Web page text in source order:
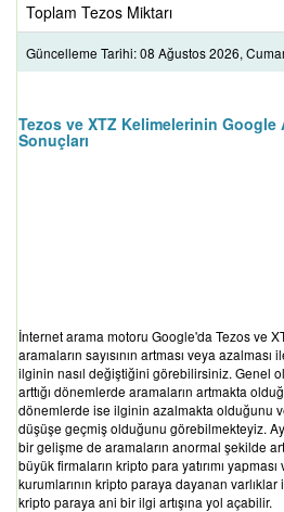
Toplam Tezos Miktarı
Güncelleme Tarihi: 08 Ağustos 2026,
Tezos ve XTZ Kelimelerinin Google
Sonuçları
İnternet arama motoru Google'da Tezos ve
aramaların sayısının artması veya
ilginin nasıl değiştiğini görebilirsiniz. Genel
arttığı dönemlerde aramaların artmakta
dönemlerde ise ilginin azalmakta olduğunu
düşüşe geçmiş olduğunu görebilmekteyiz.
bir gelişme de aramaların anormal şekilde
büyük firmaların kripto para yatırımı
kurumlarının kripto paraya dayanan
kripto paraya ani bir ilgi artışına yol açabilir.